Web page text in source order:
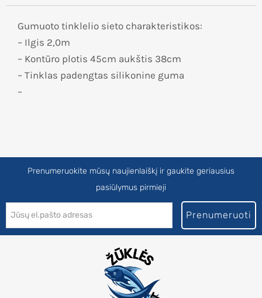
Gumuoto tinklelio sieto charakteristikos:
– Ilgis 2,0m
– Kontūro plotis 45cm aukštis 38cm
– Tinklas padengtas silikonine guma
–
Prenumeruokite mūsų naujienlaiškį ir gaukite geriausius
pasiūlymus pirmieji
Prenumeruoti